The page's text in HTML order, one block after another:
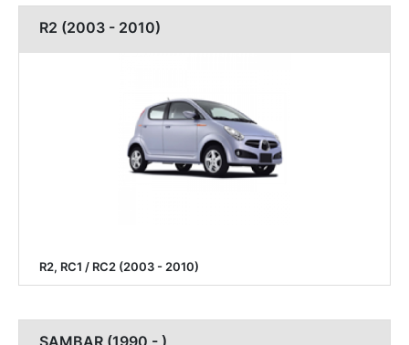
R2 (2003 - 2010)
R2, RC1 / RC2 (2003 - 2010)